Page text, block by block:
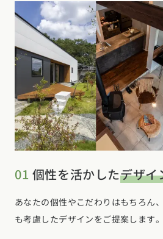
01 個性を活かしたデザイ
あなたの個性やこだわりはもちろん
も考慮したデザインをご提案します。